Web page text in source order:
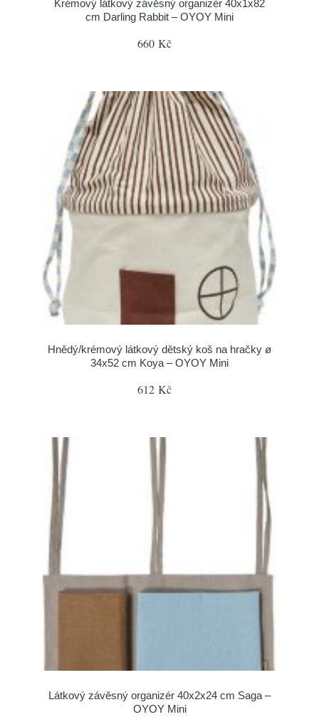
Krémový látkový závěsný organizér 40x1x82
cm Darling Rabbit – OYOY Mini
660 Kč
Hnědý/krémový látkový dětský koš na hračky ø
34x52 cm Koya – OYOY Mini
612 Kč
Látkový závěsný organizér 40x2x24 cm Saga –
OYOY Mini